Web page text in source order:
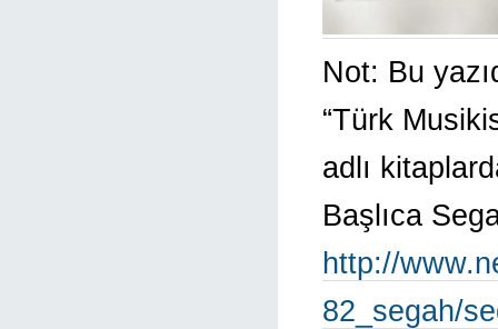
Not: Bu
“Türk
adlı
Başlıca
http://
82_segah/